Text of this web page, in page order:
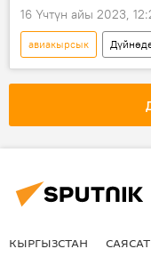
16 Үчтүн айы 2023,
авиакырсык
учак
КЫРГЫЗСТАН САЯСАТ